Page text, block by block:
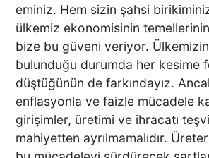
BULDAN
GÜVENLİK
YANSIDI
DENİZLİ’DE
DEPREM
eminiz. Hem sizin şahsi
ülkemiz ekonomisinin temellerinin
bize bu güveni veriyor.
bulunduğu durumda her kesime
düştüğünün de farkındayız.
enflasyonla ve faizle mücadele
girişimler, üretimi ve ihracatı
mahiyetten ayrılmamalıdır.